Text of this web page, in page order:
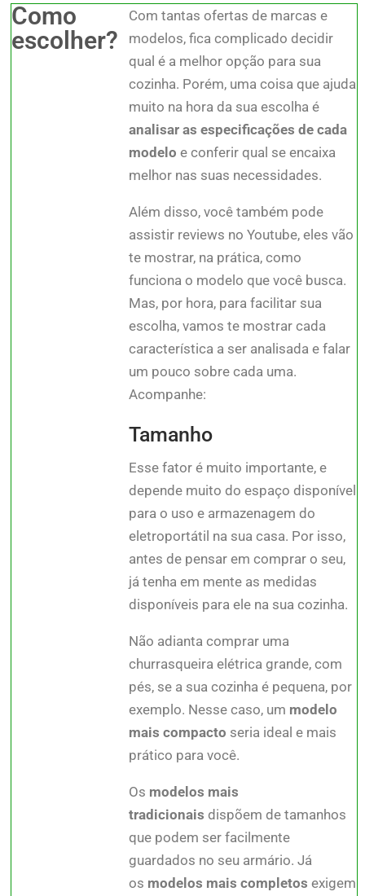
Como
escolher?
Com tantas ofertas de marcas e
modelos, fica complicado decidir
qual é a melhor opção para sua
cozinha. Porém, uma coisa que ajuda
muito na hora da sua escolha é
analisar as especificações de cada
modeloe conferir qual se encaixa
melhor nas suas necessidades.
Além disso, você também pode
assistir reviews no Youtube, eles vão
te mostrar, na prática, como
funciona o modelo que você busca.
Mas, por hora, para facilitar sua
escolha, vamos te mostrar cada
característica a ser analisada e falar
um pouco sobre cada uma.
Acompanhe:
Tamanho
Esse fator é muito importante, e
depende muito do espaço disponível
para o uso e armazenagem do
eletroportátil na sua casa. Por isso,
antes de pensar em comprar o seu,
já tenha em mente as medidas
disponíveis para ele na sua cozinha.
Não adianta comprar uma
churrasqueira elétrica grande, com
pés, se a sua cozinha é pequena, por
exemplo. Nesse caso, um modelo
mais compacto seria ideal e mais
prático para você.
Os modelos mais
tradicionaisdispõem de tamanhos
que podem ser facilmente
guardados no seu armário. Já
os modelos mais completos exigem